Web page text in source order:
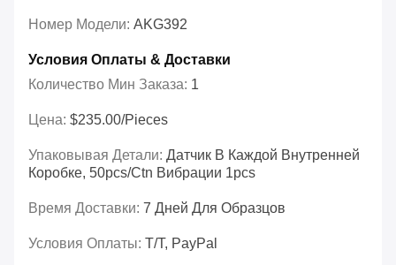
Номер Модели: AKG392
Условия Оплаты & Доставки
Количество Мин Заказа: 1
Цена: $235.00/Pieces
Упаковывая Детали: Датчик В Каждой Внутренней
Коробке, 50pcs/ctn Вибрации 1pcs
Время Доставки: 7 Дней Для Образцов
Условия Оплаты: T/T, PayPal